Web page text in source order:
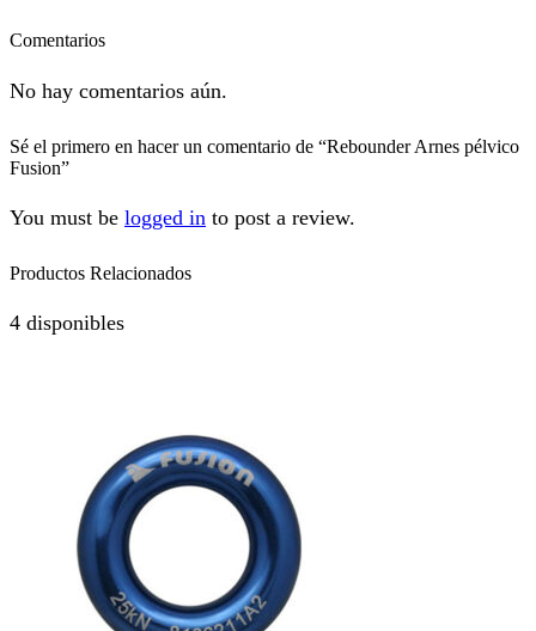
Comentarios
No hay comentarios aún.
Sé el primero en hacer un comentario de “Rebounder Arnes pélvico
Fusion”
You must be logged in to post a review.
Productos Relacionados
4 disponibles